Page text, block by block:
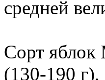
средней
Сорт яблок
(130-190 г),